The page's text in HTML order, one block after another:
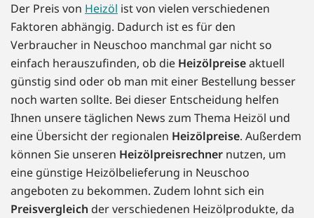
Der Preis von Heizöl ist von vielen verschiedenen
Faktoren abhängig. Dadurch ist es für den
Verbraucher in Neuschoo manchmal gar nicht so
einfach herauszufinden, ob die Heizölpreiseaktuell
günstig sind oder ob man mit einer Bestellung besser
noch warten sollte. Bei dieser Entscheidung helfen
Ihnen unsere täglichen News zum Thema Heizöl und
eine Übersicht der regionalen Heizölpreise. Außerdem
können Sie unseren Heizölpreisrechner nutzen, um
eine günstige Heizölbelieferung in Neuschoo
angeboten zu bekommen. Zudem lohnt sich ein
Preisvergleich der verschiedenen Heizölprodukte, da